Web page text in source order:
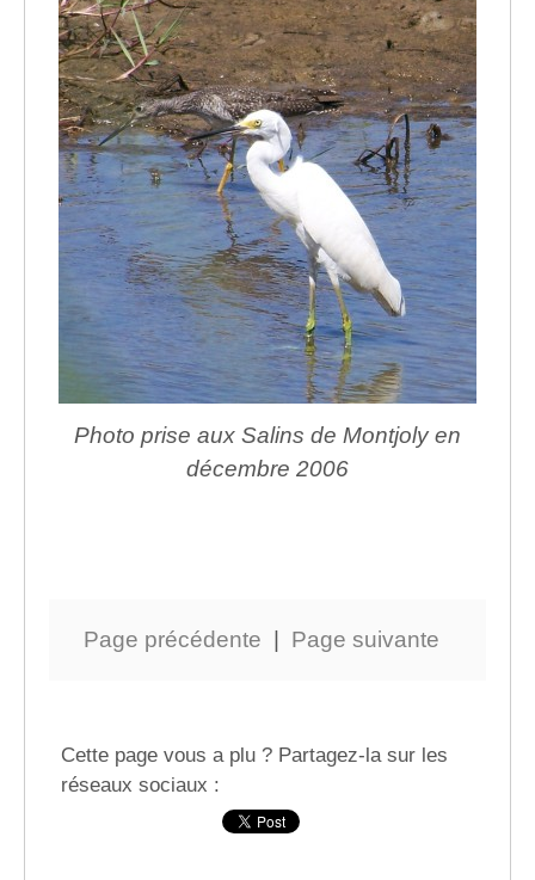
Photo prise aux Salins de Montjoly en
décembre 2006
Page précédente Page suivante
Cette page vous a plu ? Partagez-la sur les
réseaux sociaux :